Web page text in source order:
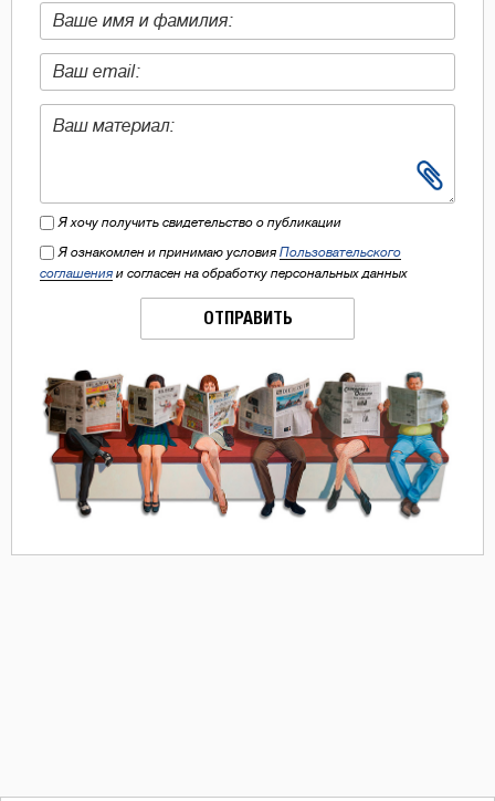
Я хочу получить свидетельство о публикации
Я ознакомлен и принимаю условия Пользовательского
соглашения и согласен на обработку персональных данных
ОТПРАВИТЬ